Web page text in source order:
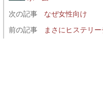
次の記事
なぜ女性向け
前の記事
まさにヒステリ